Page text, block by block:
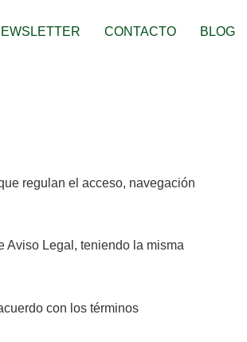
CONTACTO BLOG
regulan el acceso, navegación
Aviso Legal, teniendo la misma
con los términos